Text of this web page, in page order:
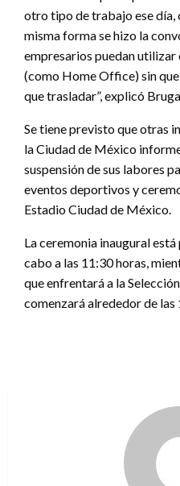
otro tipo de trabajo ese día,
misma forma se hizo la
empresarios puedan
(como Home Office) sin
que trasladar”, explicó
Se tiene previsto que otras
la Ciudad de México
suspensión de sus labores
eventos deportivos y
Estadio Ciudad de México.
La ceremonia inaugural
cabo a las 11:30 horas,
que enfrentará a la
comenzará alrededor de las